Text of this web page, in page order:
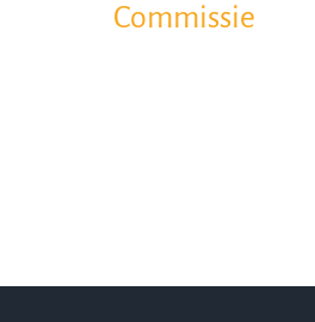
Commissie